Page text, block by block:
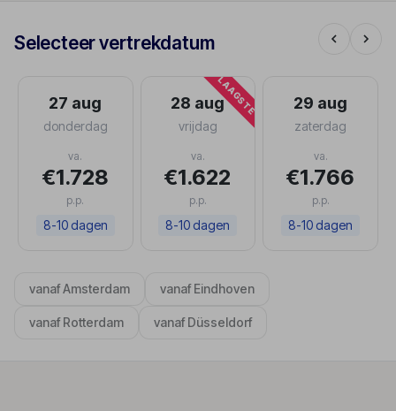
Selecteer vertrekdatum
27 aug
donderdag
va.
€1.728
p.p.
8-10 dagen
LAAGSTE
28 aug
vrijdag
va.
€1.622
p.p.
8-10 dagen
29 aug
zaterdag
va.
€1.766
p.p.
8-10 dagen
vanaf Amsterdam vanaf Eindhoven
vanaf Rotterdam vanaf Düsseldorf